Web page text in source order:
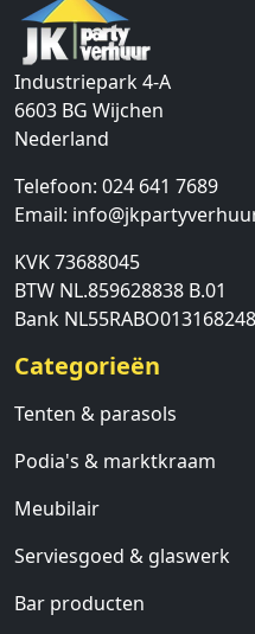
Industriepark 4-A
6603 BG Wijchen
Nederland
Telefoon: 024 641 7689
Email:
KVK 73688045
BTW NL.859628838 B.01
Bank
Categorieën
Tenten & parasols
Podia's & marktkraam
Meubilair
Serviesgoed & glaswerk
Bar producten